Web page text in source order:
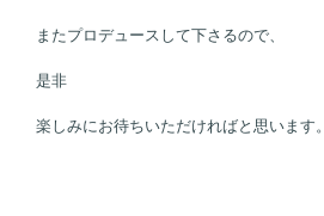
またプロデュースして下さるので、
是非
楽しみにお待ちいただければと思います。